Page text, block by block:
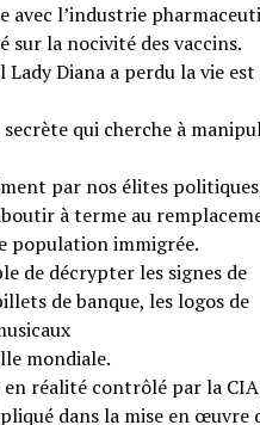
avec l’industrie
sur la nocivité des vaccins.
Diana a perdu la vie est
qui cherche à
par nos élites
à terme au
population immigrée.
de décrypter les signes de
de banque, les logos de
mondiale.
réalité contrôlé par la
dans la mise en œuvre